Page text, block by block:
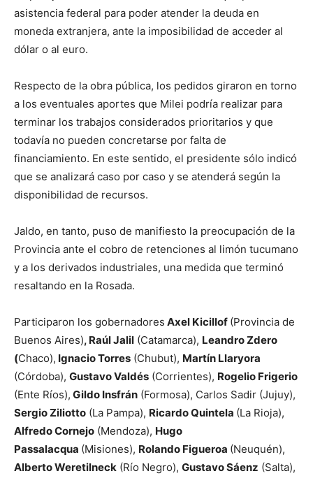
asistencia federal para poder atender la deuda en
moneda extranjera, ante la imposibilidad de acceder al
dólar o al euro.
Respecto de la obra pública, los pedidos giraron en torno
a los eventuales aportes que Milei podría realizar para
terminar los trabajos considerados prioritarios y que
todavía no pueden concretarse por falta de
financiamiento. En este sentido, el presidente sólo indicó
que se analizará caso por caso y se atenderá según la
disponibilidad de recursos.
Jaldo, en tanto, puso de manifiesto la preocupación de la
Provincia ante el cobro de retenciones al limón tucumano
y a los derivados industriales, una medida que terminó
resaltando en la Rosada.
Participaron los gobernadores Axel Kicillof (Provincia de
Buenos Aires), Raúl Jalil (Catamarca), Leandro Zdero
(Chaco), Ignacio Torres (Chubut), Martín Llaryora
(Córdoba), Gustavo Valdés (Corrientes), Rogelio Frigerio
(Ente Ríos), Gildo Insfrán (Formosa), Carlos Sadir (Jujuy),
Sergio Ziliotto (La Pampa), Ricardo Quintela (La Rioja),
Alfredo Cornejo (Mendoza), Hugo
Passalacqua (Misiones), Rolando Figueroa (Neuquén),
Alberto Weretilneck (Río Negro), Gustavo Sáenz (Salta),